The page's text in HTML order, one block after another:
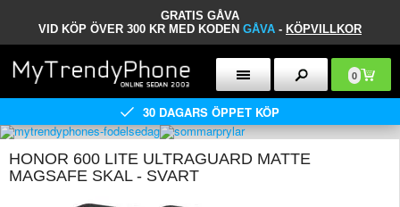
GRATIS GÅVA
VID KÖP ÖVER 300 KR MED KODEN GÅVA - KÖPVILLKOR
0
30 DAGARS ÖPPET KÖP
HONOR 600 LITE ULTRAGUARD MATTE
MAGSAFE SKAL - SVART